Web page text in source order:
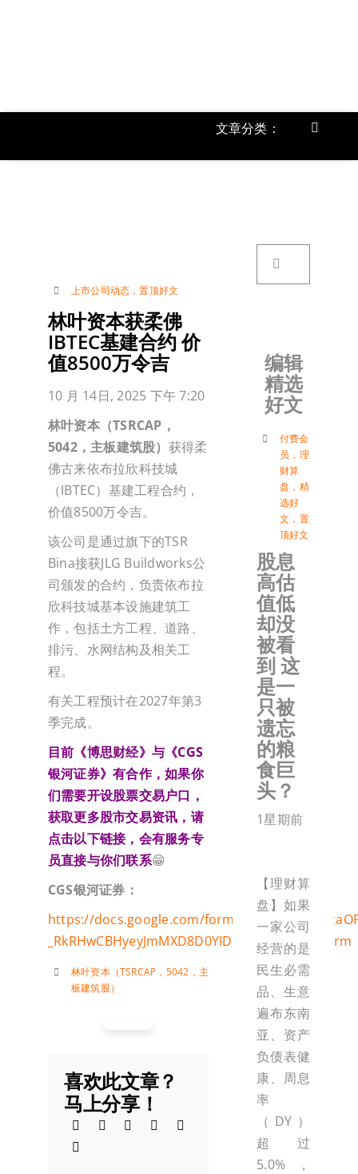
文章分类：
Toggle
上市公司动态 ，置顶好文
林叶资本获柔佛
IBTEC基建合约 价
值8500万令吉
10 月 14日, 2025 下午 7:20
林叶资本（TSRCAP ，
5042，主板建筑股） 获得柔
佛古来依布拉欣科技城
（IBTEC）基建工程合约，
价值8500万令吉。
该公司是通过旗下的TSR
Bina接获JLG Buildworks公
司颁发的合约，负责依布拉
欣科技城基本设施建筑工
作，包括土方工程、道路、
排污、水网结构及相关工
程。
有关工程预计在2027年第3
季完成。
目前《博思财经》与《CGS
银河证券》有合作，如果你
们需要开设股票交易户口，
获取更多股市交易资讯，请
点击以下链接，会有服务专
员直接与你们联系😁
CGS银河证券：
https://docs.google.com/forms/d/e/
_RkRHwCBHyeyJmMXD8D0YIDDhhoA7g/viewform
林叶资本（TSRCAP，5042，主
板建筑股）
喜欢此文章？
马上分享！
编辑
精选
好文
付费会
员 ， 理
财算
盘 ， 精
选好
文 ， 置
顶好文
股息
高估
值低
却没
被看
到 这
是一
只被
遗忘
的粮
食巨
头？
1星期前
【理财算
盘】如果
一家公司
经营的是
民生必需
品、生意
遍布东南
亚、资产
负债表健
康、周息
率
（DY）
超过
5.0%，